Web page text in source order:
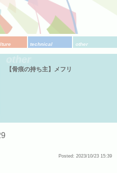
technical other
【骨痕の持ち主】メフリ
Posted: 2023/10/23 15:39